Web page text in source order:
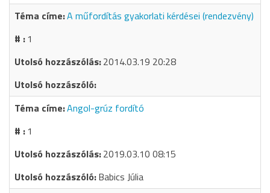
A műfordítás gyakorlati kérdései (rendezvény)
1
2014.03.19 20:28
Angol-grúz fordító
1
2019.03.10 08:15
Babics Júlia